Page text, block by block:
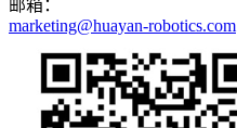
邮箱：
marketing@huayan-robotics.com